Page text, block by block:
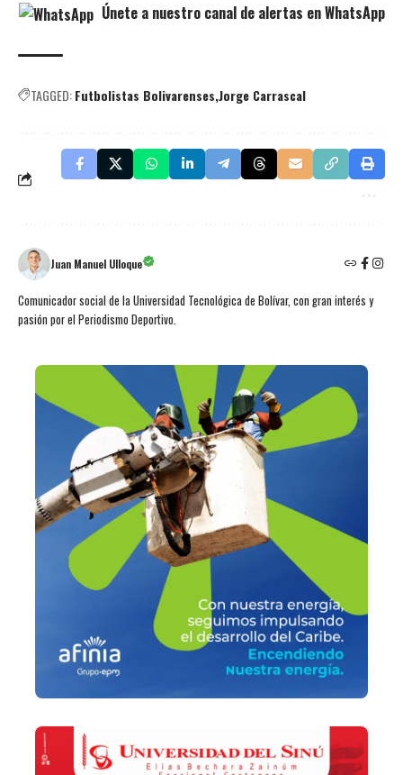
Únete a nuestro canal de alertas en WhatsApp
TAGGED:Futbolistas Bolivarenses Jorge Carrascal
Juan Manuel Ulloque
Comunicador social de la Universidad Tecnológica de Bolívar, con gran interés y
pasión por el Periodismo Deportivo.